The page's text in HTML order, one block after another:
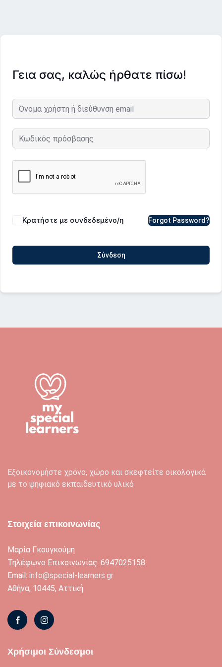
Γεια σας, καλώς ήρθατε πίσω!
Κρατήστε με συνδεδεμένο/η Forgot Password?
Σύνδεση
Εξοικονομήστε χρόνο, χώρο και σκεφτείτε οικολογικά
με το ψηφιακό εκπαιδευτικό υλικό
Στοιχεία επικοινωνίας
Μαρία Γκουγκούμη
Τηλέφωνο Επικοινωνίας: 6947025158
Email: info@special-learners.gr
Αθήνα, 10445, Αττική
Χρήσιμοι Σύνδεσμοι